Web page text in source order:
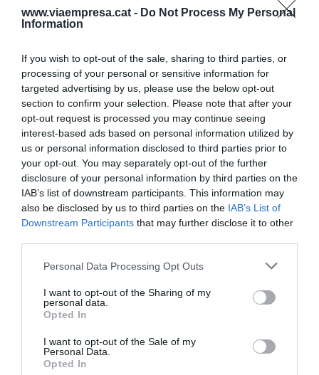
www.viaempresa.cat - Do Not Process My Personal
Information
If you wish to opt-out of the sale, sharing to third parties, or
processing of your personal or sensitive information for
targeted advertising by us, please use the below opt-out
section to confirm your selection. Please note that after your
opt-out request is processed you may continue seeing
interest-based ads based on personal information utilized by
us or personal information disclosed to third parties prior to
your opt-out. You may separately opt-out of the further
disclosure of your personal information by third parties on the
IAB’s list of downstream participants. This information may
also be disclosed by us to third parties on the IAB’s List of
Downstream Participants that may further disclose it to other
Personal Data Processing Opt Outs
I want to opt-out of the Sharing of my
personal data.
Opted In
I want to opt-out of the Sale of my
Personal Data.
Opted In
El barril de Brent se situaba al cierre de la sesión
mientras que el West Texas Intermediate (WTI)
alcanzaba los 61,6 dólares, un 0,18% más.
El rendimiento del bono
español con vencimiento a
10 años ha caído del 3,16%
al 3,142%, pese a la subida
del Ibex-35
mercado de renta fija, el rendimiento del
bono español con vencimiento a 10 años ha caído
al 3,142%, desde el 3,160% registrado al cierre del
la deuda alemana ha caído a 52,3 puntos básicos.